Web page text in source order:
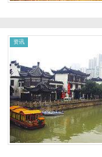
资讯